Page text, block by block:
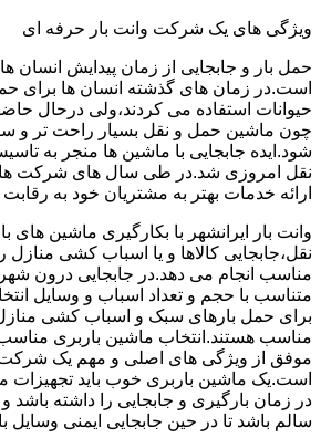
ویژگی های یک شرکت وانت بار حرفه ای
حمل بار و جابجایی از زمان پیدایش انسان
است.در زمان های گذشته انسان ها برای
حیوانات استفاده می کردند،ولی درحال
چون ماشین حمل و نقل بسیار راحت تر و
شود.ایده جابجایی با ماشین ها منجر به
نقل امروزی شد.در طی سال های شرکت های
ارائه خدمات بهتر به مشتریان خود به رقابت
وانت بار ایرانشهر با بکارگیری ماشین
نقل،جابجایی کالاها و یا اسباب کشی منازل
مناسب انجام می دهد.در جابجایی درون
متناسب با حجم و تعداد اسباب و وسایل
برای حمل بارهای سبک و اسباب کشی
مناسب هستند.انتخاب ماشین باربری
موفق از ویژگی های اصلی و مهم یک شرکت
است.یک ماشین باربری خوب باید تجهیزات
در زمان بارگیری و جابجایی را داشته باشد
سالم باشد تا در حین جابجایی ایمنی وسایل